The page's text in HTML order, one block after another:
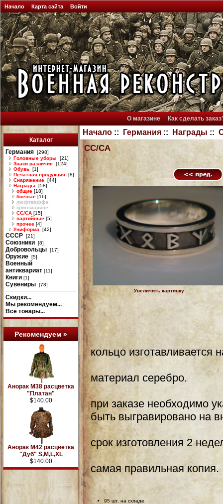
Начало Карта сайта Войти
О магазине Как сделать
Каталог
Германия [298]
Головные уборы
[21]
Знаки различия [124]
Обувь [1]
Печатная продукция [8]
Снаряжение [44]
Награды
[58]
общие [18]
боевые [16]
люфтваффе
кригсмарине
СС/СА [15]
партийные [5]
прочее [4]
Униформа
[42]
СССР [21]
Союзники [8]
Добровольцы [17]
Оружие [5]
Военный
антиквариат [11]
Книги [1]
Сувениры [78]
Скидки...
Мы рекомендуем...
Все товары...
Рекомендуем »
Анорак М38 расцветка
"Платан"
$140.00
Анорак М42 расцветка
"Дуб" S,M,L,XL
$140.00
Начало:: Германия:: Награды ::
СС/СА
Увеличить картинку
кольцо изготавливается
материал серебро.
при заказе необходимо
быть выгравировано на
срок изготовления 2
самая правильная копия.
95 шт. на складе